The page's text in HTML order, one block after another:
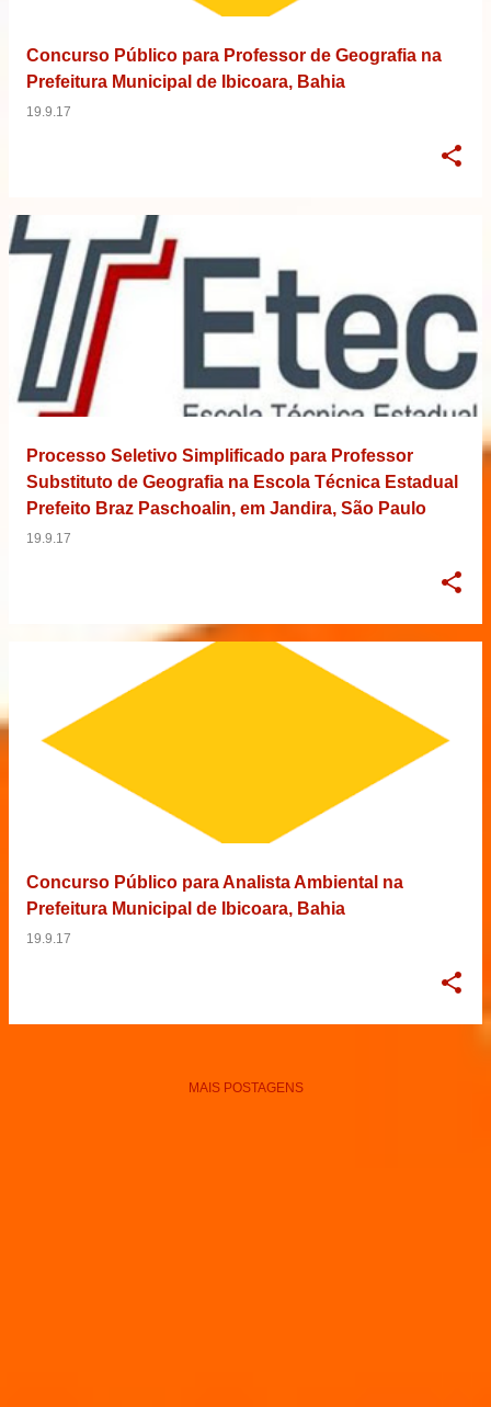
Concurso Público para Professor de Geografia na
Prefeitura Municipal de Ibicoara, Bahia
19.9.17
Processo Seletivo Simplificado para Professor
Substituto de Geografia na Escola Técnica Estadual
Prefeito Braz Paschoalin, em Jandira, São Paulo
19.9.17
Concurso Público para Analista Ambiental na
Prefeitura Municipal de Ibicoara, Bahia
19.9.17
MAIS POSTAGENS